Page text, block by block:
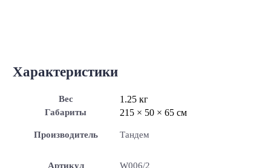
Характеристики
Вес 1.25 кг
Габариты 215 × 50 × 65 см
Производитель Тандем
Артикул W006/2